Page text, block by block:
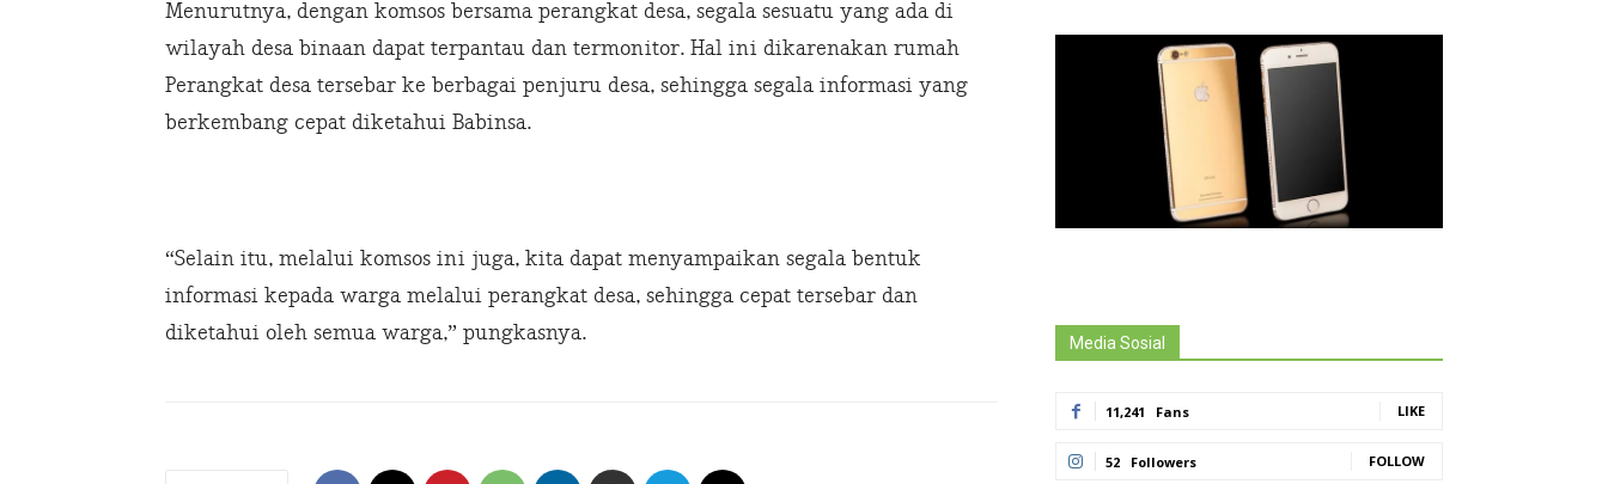
Menurutnya, dengan komsos bersama perangkat desa, segala sesuatu yang ada di
wilayah desa binaan dapat terpantau dan termonitor. Hal ini dikarenakan rumah
Perangkat desa tersebar ke berbagai penjuru desa, sehingga segala informasi yang
berkembang cepat diketahui Babinsa.
“Selain itu, melalui komsos ini juga, kita dapat menyampaikan segala bentuk
informasi kepada warga melalui perangkat desa, sehingga cepat tersebar dan
diketahui oleh semua warga,” pungkasnya.
Media Sosial
11,241 Fans LIKE
52 Followers FOLLOW